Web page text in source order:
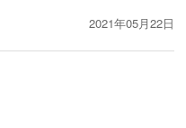
2021年05月22日